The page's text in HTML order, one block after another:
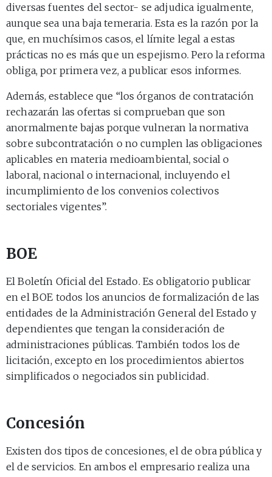
diversas fuentes del sector- se adjudica igualmente,
aunque sea una baja temeraria. Esta es la razón por la
que, en muchísimos casos, el límite legal a estas
prácticas no es más que un espejismo. Pero la reforma
obliga, por primera vez, a publicar esos informes.
Además, establece que “los órganos de contratación
rechazarán las ofertas si comprueban que son
anormalmente bajas porque vulneran la normativa
sobre subcontratación o no cumplen las obligaciones
aplicables en materia medioambiental, social o
laboral, nacional o internacional, incluyendo el
incumplimiento de los convenios colectivos
sectoriales vigentes”.
BOE
El Boletín Oficial del Estado. Es obligatorio publicar
en el BOE todos los anuncios de formalización de las
entidades de la Administración General del Estado y
dependientes que tengan la consideración de
administraciones públicas. También todos los de
licitación, excepto en los procedimientos abiertos
simplificados o negociados sin publicidad.
Concesión
Existen dos tipos de concesiones, el de obra pública y
el de servicios. En ambos el empresario realiza una